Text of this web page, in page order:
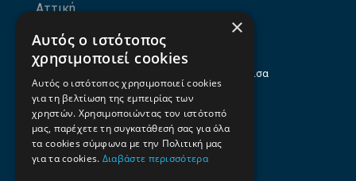
Αττική
Θεσσαλία
Ηρώων Πολυτεχνείου 214 (1ος Όροφος), Λάρισα
Επαγγελματικός οδηγός Λάρισας
Emails
×
Αυτός ο ιστότοπος
χρησιμοποιεί cookies
Αυτός ο ιστότοπος χρησιμοποιεί cookies
για τη βελτίωση της εμπειρίας των
χρηστών. Χρησιμοποιώντας τον ιστότοπό
μας, παρέχετε τη συγκατάθεσή σας για όλα
τα cookies σύμφωνα με την Πολιτική μας
για τα cookies. Διαβάστε περισσότερα